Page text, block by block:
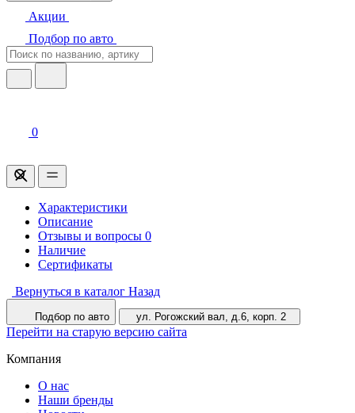
Акции
Подбор по авто
0
Характеристики
Описание
Отзывы и вопросы 0
Наличие
Сертификаты
Вернуться в каталог Назад
Подбор по авто ул. Рогожский вал, д.6, корп. 2
Перейти на старую версию сайта
Компания
О нас
Наши бренды